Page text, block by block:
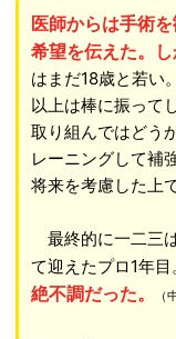
医師からは手術
希望を伝えた。し
はまだ18歳と若い
以上は棒に振って
取り組んではどう
レーニングして補
将来を考慮した上
最終的に一二三
て迎えたプロ1年目
絶不調だった。
（